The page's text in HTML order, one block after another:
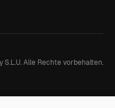
Alle Rechte vorbehalten.